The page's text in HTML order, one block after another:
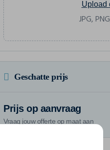
Upload
JPG,
Geschatte prijs
Prijs op aanvraag
Vraag jouw offerte op maat aan